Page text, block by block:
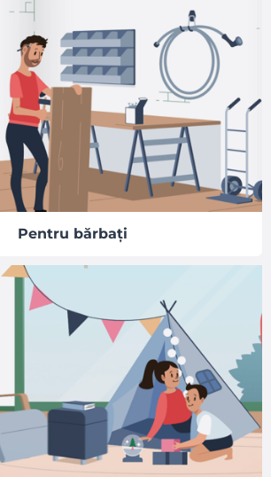
Pentru bărbați